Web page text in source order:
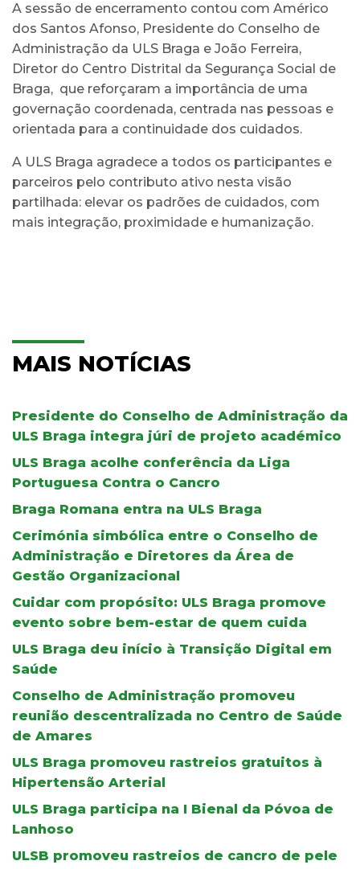
A sessão de encerramento contou com Américo
dos Santos Afonso, Presidente do Conselho de
Administração da ULS Braga e João Ferreira,
Diretor do Centro Distrital da Segurança Social de
Braga, que reforçaram a importância de uma
governação coordenada, centrada nas pessoas e
orientada para a continuidade dos cuidados.
A ULS Braga agradece a todos os participantes e
parceiros pelo contributo ativo nesta visão
partilhada: elevar os padrões de cuidados, com
mais integração, proximidade e humanização.
MAIS NOTÍCIAS
Presidente do Conselho de Administração da
ULS Braga integra júri de projeto académico
ULS Braga acolhe conferência da Liga
Portuguesa Contra o Cancro
Braga Romana entra na ULS Braga
Cerimónia simbólica entre o Conselho de
Administração e Diretores da Área de
Gestão Organizacional
Cuidar com propósito: ULS Braga promove
evento sobre bem-estar de quem cuida
ULS Braga deu início à Transição Digital em
Saúde
Conselho de Administração promoveu
reunião descentralizada no Centro de Saúde
de Amares
ULS Braga promoveu rastreios gratuitos à
Hipertensão Arterial
ULS Braga participa na I Bienal da Póvoa de
Lanhoso
ULSB promoveu rastreios de cancro de pele